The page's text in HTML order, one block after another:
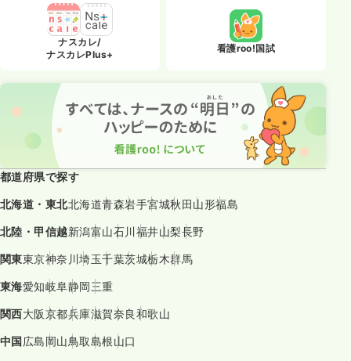
ナスカレ/
ナスカレPlus+
看護roo!国試
都道府県で探す
北海道・東北北海道青森岩手宮城秋田山形福島
北陸・甲信越新潟富山石川福井山梨長野
関東東京神奈川埼玉千葉茨城栃木群馬
東海愛知岐阜静岡三重
関西大阪京都兵庫滋賀奈良和歌山
中国広島岡山鳥取島根山口